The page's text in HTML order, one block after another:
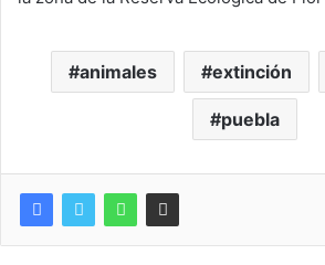
animales extinción
puebla